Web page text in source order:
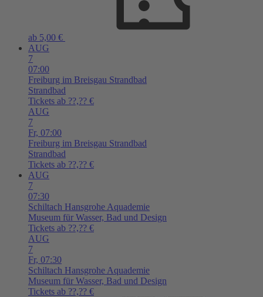
ab 5,00 €
AUG
7
07:00
Freiburg im Breisgau Strandbad
Strandbad
Tickets ab ??,?? €
AUG
7
Fr, 07:00
Freiburg im Breisgau Strandbad
Strandbad
Tickets ab ??,?? €
AUG
7
07:30
Schiltach Hansgrohe Aquademie
Museum für Wasser, Bad und Design
Tickets ab ??,?? €
AUG
7
Fr, 07:30
Schiltach Hansgrohe Aquademie
Museum für Wasser, Bad und Design
Tickets ab ??,?? €